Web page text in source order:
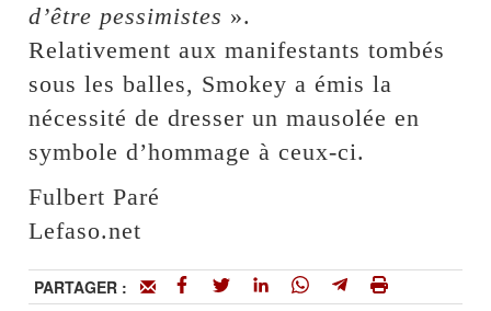
d’être pessimistes ».
Relativement aux manifestants tombés
sous les balles, Smokey a émis la
nécessité de dresser un mausolée en
symbole d’hommage à ceux-ci.
Fulbert Paré
Lefaso.net
PARTAGER :